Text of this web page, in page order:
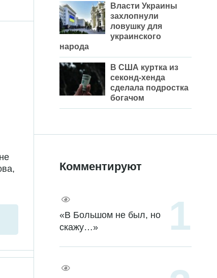
Власти Украины
захлопнули
ловушку для
украинского
народа
В США куртка из
секонд-хенда
сделала подростка
богачом
Комментируют
«В Большом не был, но
скажу…»